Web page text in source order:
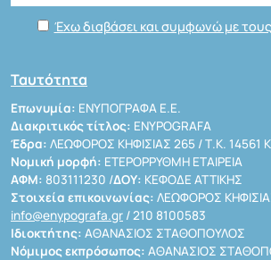
Έχω διαβάσει και συμφωνώ με
Ταυτότητα
Επωνυμία: ΕΝΥΠΟΓΡΑΦΑ Ε.Ε.
Διακριτικός τίτλος: ENYPOGRAFA
Έδρα: ΛΕΩΦΟΡΟΣ ΚΗΦΙΣΙΑΣ 265 / Τ.Κ. 14561
Νομική μορφή: ΕΤΕΡΟΡΡΥΘΜΗ ΕΤΑΙΡΕΙΑ
ΑΦΜ: 803111230 /ΔΟΥ: ΚΕΦΟΔΕ ΑΤΤΙΚΗΣ
Στοιχεία επικοινωνίας: ΛΕΩΦΟΡΟΣ
info@enypografa.gr / 210 8100583
Ιδιοκτήτης: ΑΘΑΝΑΣΙΟΣ ΣΤΑΘΟΠΟΥΛΟΣ
Νόμιμος εκπρόσωπος: ΑΘΑΝΑΣΙΟΣ